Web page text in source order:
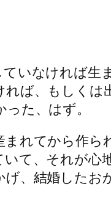
いなければ生
れば、もしく
た、はず。
れてから作ら
て、それが心
、結婚した